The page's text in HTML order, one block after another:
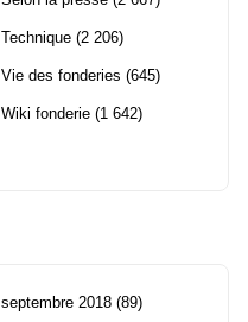
Technique (2 206)
Vie des fonderies (645)
Wiki fonderie (1 642)
septembre 2018 (89)